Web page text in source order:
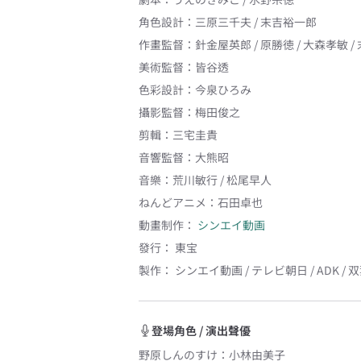
角色設計 ： 三原三千夫 / 末吉裕一郎
作畫監督 ： 針金屋英郎 / 原勝徳 / 大森孝敏 /
美術監督 ： 皆谷透
色彩設計 ： 今泉ひろみ
攝影監督 ： 梅田俊之
剪輯 ： 三宅圭貴
音響監督 ： 大熊昭
音樂 ： 荒川敏行 / 松尾早人
ねんどアニメ ： 石田卓也
動畫制作： シンエイ動画
發行： 東宝
製作： シンエイ動画 / テレビ朝日 / ADK /
登場角色 / 演出聲優
野原しんのすけ ： 小林由美子